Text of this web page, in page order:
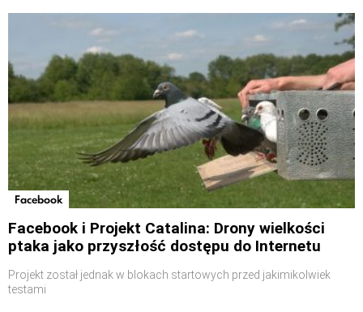
Facebook
Facebook i Projekt Catalina: Drony wielkości
ptaka jako przyszłość dostępu do Internetu
Projekt został jednak w blokach startowych przed jakimikolwiek
testami